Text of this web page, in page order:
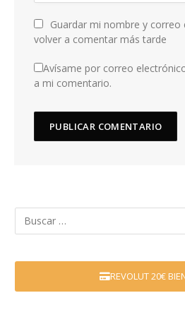
Guardar mi nombre y correo
volver a comentar más tarde
Avísame por correo
a mi comentario.
REVOLUT 20€